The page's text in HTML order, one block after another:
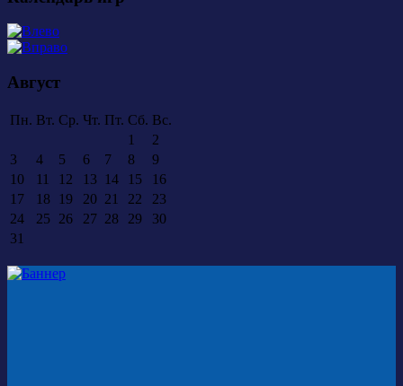
Август
Пн. Вт. Ср. Чт. Пт. Сб. Вс.
1
2
3
4 5 6 7 8
9
10
11 12 13 14 15
16
17
18 19 20 21 22
23
24
25 26 27 28 29
30
31